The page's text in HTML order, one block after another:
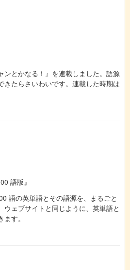
ンとかなる！』を連載しました。語源
きたらさいわいです。連載した時期は
語版』
語の英単語とその語源を、まるごと
ウェブサイトと同じように、英単語と
す。